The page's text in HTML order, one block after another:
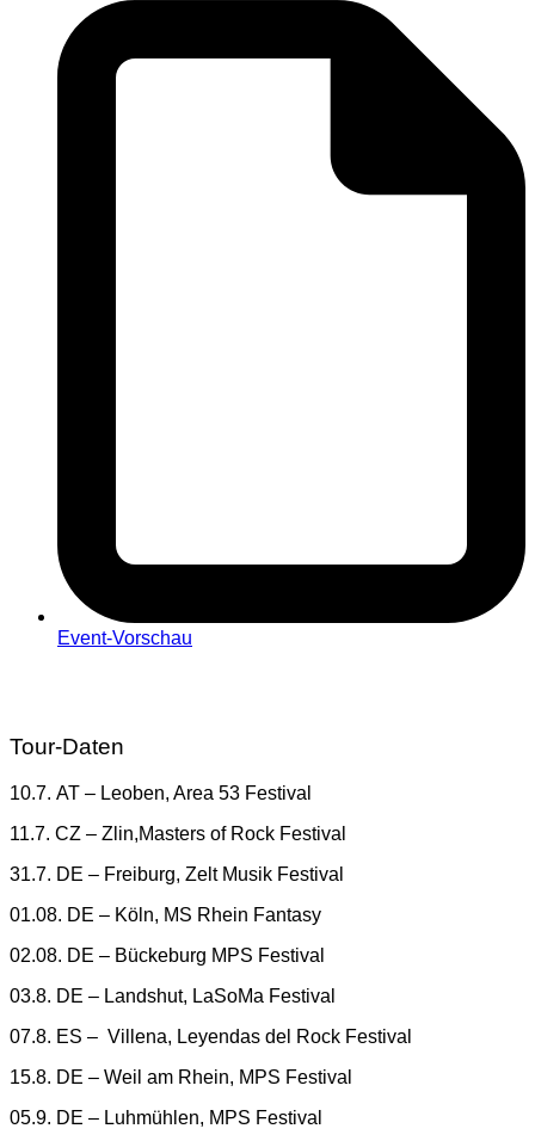
Event-Vorschau
Tour-Daten
10.7. AT – Leoben, Area 53 Festival
11.7. CZ – Zlin,Masters of Rock Festival
31.7. DE – Freiburg, Zelt Musik Festival
01.08. DE – Köln, MS Rhein Fantasy
02.08. DE – Bückeburg MPS Festival
03.8. DE – Landshut, LaSoMa Festival
07.8. ES – Villena, Leyendas del Rock Festival
15.8. DE – Weil am Rhein, MPS Festival
05.9. DE – Luhmühlen, MPS Festival